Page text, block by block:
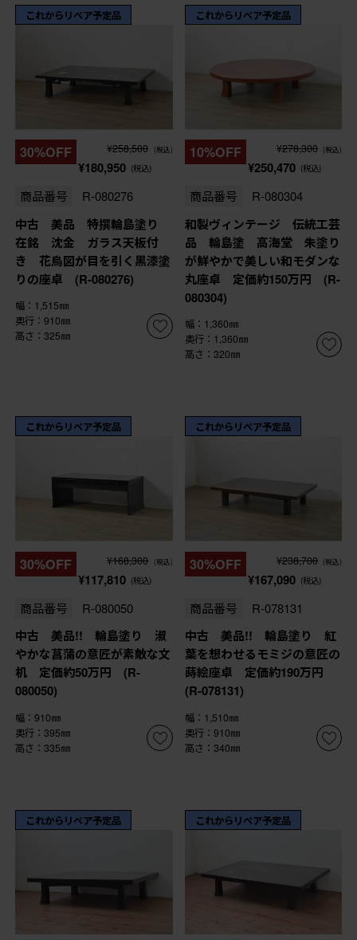
これからリペア予定品
30%OFF ¥258,500 (税込)
¥180,950 (税込)
商品番号 R-080276
中古 美品 特撰輪島塗り
在銘 沈金 ガラス天板付
き 花鳥図が目を引く黒漆塗
りの座卓 (R-080276)
幅：1,515㎜
奥行：910㎜
高さ：325㎜
これからリペア予定品
10%OFF ¥278,300 (税込)
¥250,470 (税込)
商品番号 R-080304
和製ヴィンテージ 伝統工芸
品 輪島塗 高海堂 朱塗り
が鮮やかで美しい和モダンな
丸座卓 定価約150万円 (R-
080304)
幅：1,360㎜
奥行：1,360㎜
高さ：320㎜
これからリペア予定品
30%OFF ¥168,300 (税込)
¥117,810 (税込)
商品番号 R-080050
中古 美品!! 輪島塗り 淑
やかな菖蒲の意匠が素敵な文
机 定価約50万円 (R-
080050)
幅：910㎜
奥行：395㎜
高さ：335㎜
これからリペア予定品
30%OFF ¥238,700 (税込)
¥167,090 (税込)
商品番号 R-078131
中古 美品!! 輪島塗り 紅
葉を想わせるモミジの意匠の
蒔絵座卓 定価約190万円
(R-078131)
幅：1,510㎜
奥行：910㎜
高さ：340㎜
これからリペア予定品 これからリペア予定品